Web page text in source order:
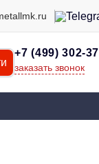
+7 (499) 302-
заказать звонок